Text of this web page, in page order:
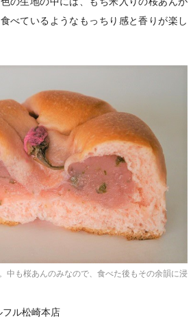
べているようなもっちり感と香りが楽し
中も桜あんのみなので、食べた後もその余韻に浸
ル松崎本店